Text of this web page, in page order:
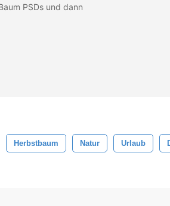
PSDs und dann
Herbstbaum Natur Urlaub